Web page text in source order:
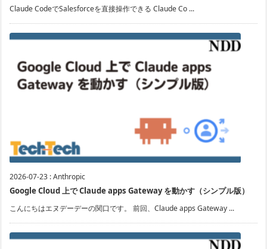
Claude CodeでSalesforceを直接操作できる Claude Co ...
2026-07-23 :Anthropic
Google Cloud 上で Claude apps Gateway を動かす（シンプル版）
こんにちはエヌデーデーの関口です。 前回、Claude apps Gateway ...